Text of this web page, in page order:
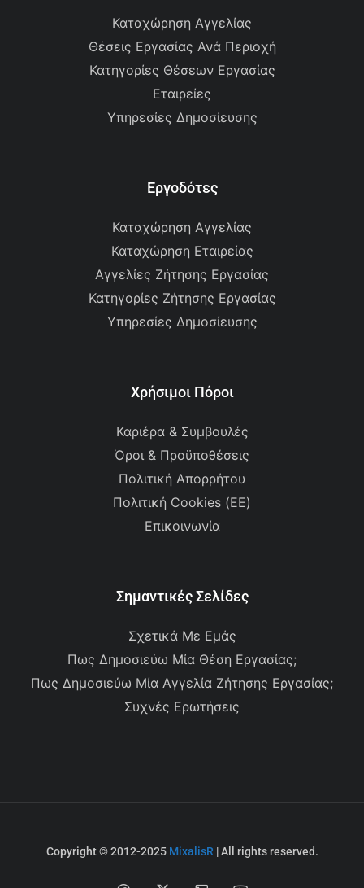
Καταχώρηση Αγγελίας
Θέσεις Εργασίας Ανά Περιοχή
Κατηγορίες Θέσεων Εργασίας
Εταιρείες
Υπηρεσίες Δημοσίευσης
Εργοδότες
Καταχώρηση Αγγελίας
Καταχώρηση Εταιρείας
Αγγελίες Ζήτησης Εργασίας
Κατηγορίες Ζήτησης Εργασίας
Υπηρεσίες Δημοσίευσης
Χρήσιμοι Πόροι
Καριέρα & Συμβουλές
Όροι & Προϋποθέσεις
Πολιτική Απορρήτου
Πολιτική Cookies (ΕΕ)
Επικοινωνία
Σημαντικές Σελίδες
Σχετικά Με Εμάς
Πως Δημοσιεύω Μία Θέση Εργασίας;
Πως Δημοσιεύω Μία Αγγελία Ζήτησης Εργασίας;
Συχνές Ερωτήσεις
Copyright © 2012-2025 MixalisR| All rights reserved.